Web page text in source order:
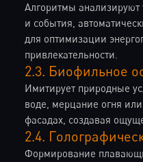
Алгоритмы
и события,
для оптимизации
привлекательности.
2.3. Биофильное
Имитирует природные
воде, мерцание огня
фасадах, создавая
2.4.
Формирование